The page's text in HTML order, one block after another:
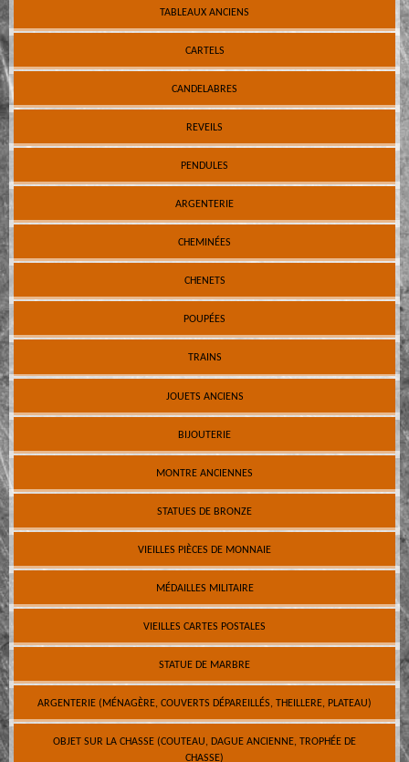
TABLEAUX ANCIENS
CARTELS
CANDELABRES
REVEILS
PENDULES
ARGENTERIE
CHEMINÉES
CHENETS
POUPÉES
TRAINS
JOUETS ANCIENS
BIJOUTERIE
MONTRE ANCIENNES
STATUES DE BRONZE
VIEILLES PIÈCES DE MONNAIE
MÉDAILLES MILITAIRE
VIEILLES CARTES POSTALES
STATUE DE MARBRE
ARGENTERIE (MÉNAGÈRE, COUVERTS DÉPAREILLÉS, THEILLERE, PLATEAU)
OBJET SUR LA CHASSE (COUTEAU, DAGUE ANCIENNE, TROPHÉE DE
CHASSE)